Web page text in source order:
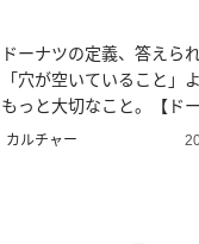
ドーナツの定義、答えら
「穴が空いていること」
もっと大切なこと。【ド
求家が直伝】
カルチャー